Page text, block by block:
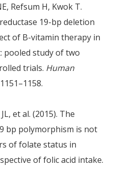
Refsum H, Kwok T.
19-bp deletion
of B-vitamin therapy in
pooled study of two
trials. Human
et al. (2015). The
bp polymorphism is not
of folate status in
of folic acid intake.